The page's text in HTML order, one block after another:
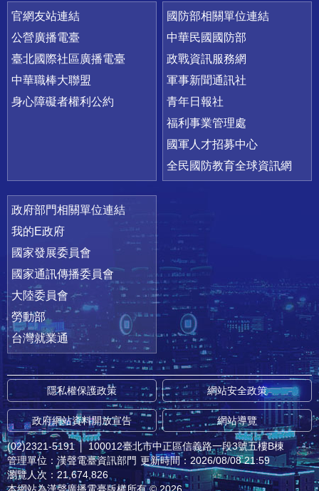
官網友站連結
公營廣播電臺
臺北國際社區廣播電臺
中華職棒大聯盟
身心障礙者權利公約
國防部相關單位連結
中華民國國防部
政戰資訊服務網
軍事新聞通訊社
青年日報社
福利事業管理處
國軍人才招募中心
全民國防教育全球資訊網
政府部門相關單位連結
我的E政府
國家發展委員會
國家通訊傳播委員會
大陸委員會
勞動部
台灣就業通
隱私權保護政策 網站安全政策
政府網站資料開放宣告 網站導覽
(02)2321-5191 │ 100012臺北市中正區信義路一段3號五樓B棟
管理單位：漢聲電臺資訊部門 更新時間：2026/08/08 21:59
瀏覽人次：21,674,826